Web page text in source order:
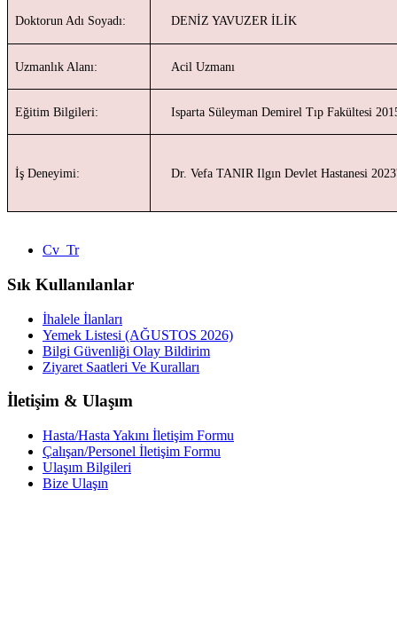
Doktorun Adı Soyadı: DENİZ YAVUZER İLİK
Uzmanlık Alanı: Acil Uzmanı
Eğitim Bilgileri: Isparta Süleyman Demirel Tıp Fakültesi
İş Deneyimi: Dr. Vefa TANIR Ilgın Devlet Hastanesi
Cv_Tr
Sık Kullanılanlar
İhalele İlanları
Yemek Listesi (AĞUSTOS 2026)
Bilgi Güvenliği Olay Bildirim
Ziyaret Saatleri Ve Kuralları
İletişim & Ulaşım
Hasta/Hasta Yakını İletişim Formu
Çalışan/Personel İletişim Formu
Ulaşım Bilgileri
Bize Ulaşın